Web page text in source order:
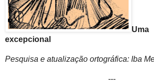
excepcional
Pesquisa e atualização ortográfica: Iba
---